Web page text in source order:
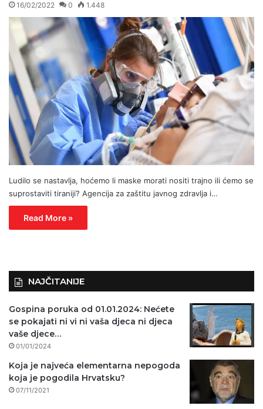
16/02/2022 0 1.448
Ludilo se nastavlja, hoćemo li maske morati nositi trajno ili ćemo se
suprostaviti tiraniji? Agencija za zaštitu javnog zdravlja i…
Read More »
NAJČITANIJE
Gospina poruka od 01.01.2024: Nećete
se pokajati ni vi ni vaša djeca ni djeca
vaše djece…
01/01/2024
Koja je najveća elementarna nepogoda
koja je pogodila Hrvatsku?
07/11/2021